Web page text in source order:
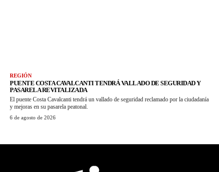
REGIÓN
PUENTE COSTA CAVALCANTI TENDRÁ VALLADO DE SEGURIDAD Y
PASARELA REVITALIZADA
El puente Costa Cavalcanti tendrá un vallado de seguridad reclamado por la ciudadanía
y mejoras en su pasarela peatonal.
6 de agosto de 2026